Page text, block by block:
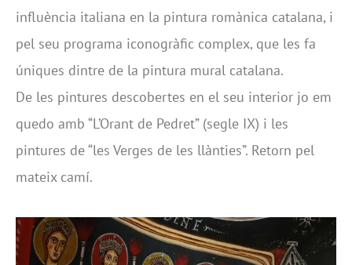
influència italiana en la pintura romànica catalana, i
pel seu programa iconogràfic complex, que les fa
úniques dintre de la pintura mural catalana.
De les pintures descobertes en el seu interior jo em
quedo amb “L’Orant de Pedret” (segle IX) i les
pintures de “les Verges de les llànties”. Retorn pel
mateix camí.